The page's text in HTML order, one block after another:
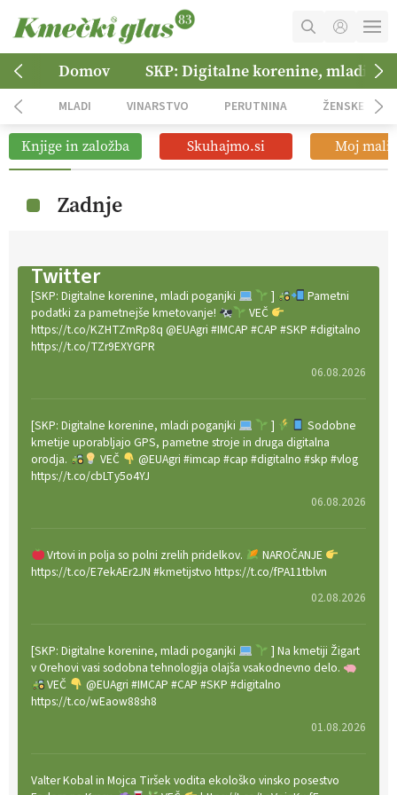
MOJ RAČUN
NAROČITE SE
OGLASNO TRŽENJE
Domov SKP: Digitalne korenine, mladi
MLADI VINARSTVO PERUTNINA ŽENSKE
Knjige in založba Skuhajmo.si Moj mali
Zadnje
Twitter
[SKP: Digitalne korenine, mladi poganjki ]
Pametni
podatki za pametnejše kmetovanje!
VEČ
https://t.co/KZHTZmRp8q @EUAgri #IMCAP #CAP #SKP #digitalno
https://t.co/TZr9EXYGPR
06.08.2026
[SKP: Digitalne korenine, mladi poganjki ]
Sodobne
kmetije uporabljajo GPS, pametne stroje in druga digitalna
orodja.
VEČ
@EUAgri #imcap #cap #digitalno #skp #vlog
https://t.co/cbLTy5o4YJ
06.08.2026
Vrtovi in polja so polni zrelih pridelkov.
NAROČANJE
https://t.co/E7ekAEr2JN #kmetijstvo https://t.co/fPA11tblvn
02.08.2026
[SKP: Digitalne korenine, mladi poganjki
] Na kmetiji Žigart
v Orehovi vasi sodobna tehnologija olajša vsakodnevno delo.
VEČ
@EUAgri #IMCAP #CAP #SKP #digitalno
https://t.co/wEaow88sh8
01.08.2026
Valter Kobal in Mojca Tiršek vodita ekološko vinsko posestvo